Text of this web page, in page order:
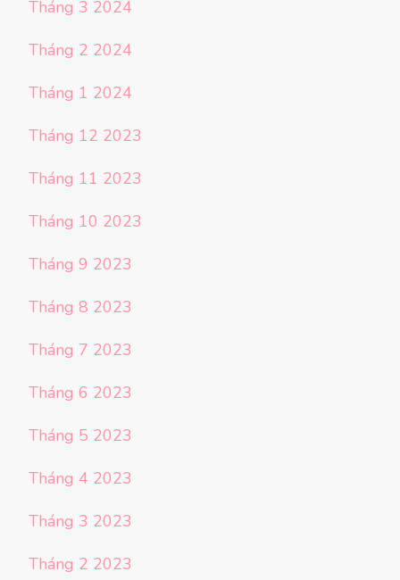
Tháng 3 2024
Tháng 2 2024
Tháng 1 2024
Tháng 12 2023
Tháng 11 2023
Tháng 10 2023
Tháng 9 2023
Tháng 8 2023
Tháng 7 2023
Tháng 6 2023
Tháng 5 2023
Tháng 4 2023
Tháng 3 2023
Tháng 2 2023